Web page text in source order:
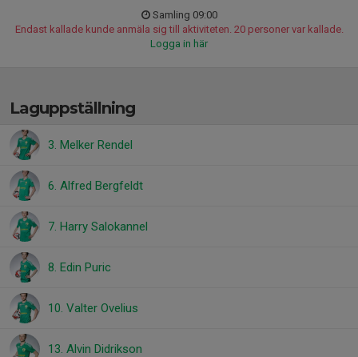
Samling 09:00
Endast kallade kunde anmäla sig till aktiviteten. 20 personer var kallade.
Logga in här
Laguppställning
3. Melker Rendel
6. Alfred Bergfeldt
7. Harry Salokannel
8. Edin Puric
10. Valter Ovelius
13. Alvin Didrikson